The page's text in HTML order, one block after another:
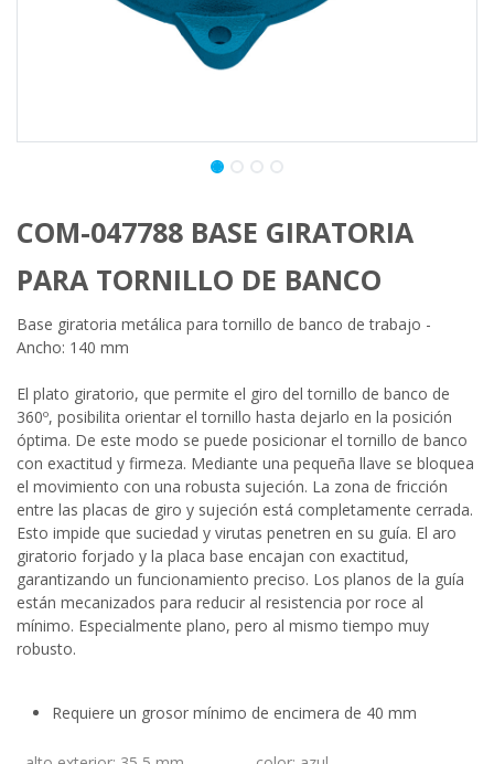
COM-047788 BASE GIRATORIA
PARA TORNILLO DE BANCO
Base giratoria metálica para tornillo de banco de trabajo -
Ancho: 140 mm
El plato giratorio, que permite el giro del tornillo de banco de
360º, posibilita orientar el tornillo hasta dejarlo en la posición
óptima. De este modo se puede posicionar el tornillo de banco
con exactitud y firmeza. Mediante una pequeña llave se bloquea
el movimiento con una robusta sujeción. La zona de fricción
entre las placas de giro y sujeción está completamente cerrada.
Esto impide que suciedad y virutas penetren en su guía. El aro
giratorio forjado y la placa base encajan con exactitud,
garantizando un funcionamiento preciso. Los planos de la guía
están mecanizados para reducir al resistencia por roce al
mínimo. Especialmente plano, pero al mismo tiempo muy
robusto.
Requiere un grosor mínimo de encimera de 40 mm